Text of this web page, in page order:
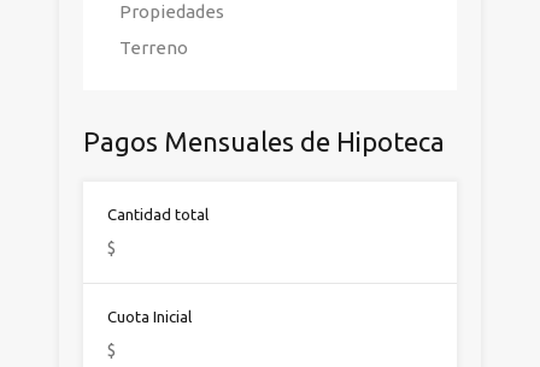
Propiedades
Terreno
Pagos Mensuales de Hipoteca
Cantidad total
Cuota Inicial